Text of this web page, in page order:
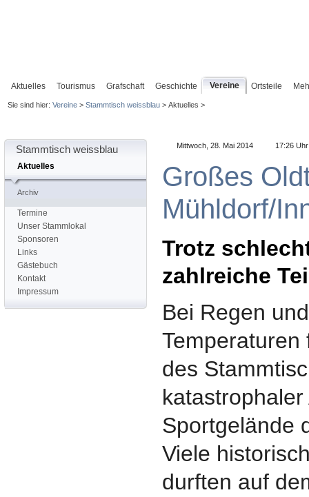
Aktuelles Tourismus Grafschaft Geschichte Vereine Ortsteile
Sie sind hier: Vereine> Stammtisch weissblau> Aktuelles >
Stammtisch weissblau
Aktuelles
Archiv
Termine
Unser Stammlokal
Sponsoren
Links
Gästebuch
Kontakt
Impressum
Mittwoch, 28. Mai 2014 17:26 Uhr
Großes
Mühldorf/
Trotz
zahlreiche
Bei Regen
des
Sportgelände
Viele
durften auf